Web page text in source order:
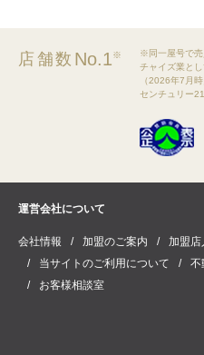
店舗数 No.1※
※同一屋号で売
チャイズ業と
（2026年7月
センチュリー
運営会社について
会社情報 加盟のご案内 加盟店
当サイトのご利用について
不
お客様相談室